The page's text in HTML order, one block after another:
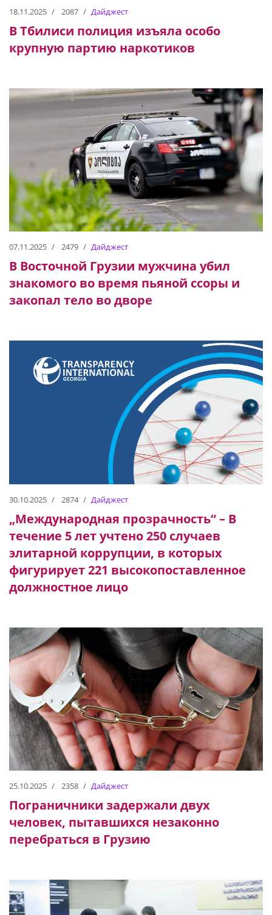
18.11.2025 2087 Дайджест
В Тбилиси полиция изъяла особо
крупную партию наркотиков
07.11.2025 2479 Дайджест
В Восточной Грузии мужчина убил
знакомого во время пьяной ссоры и
закопал тело во дворе
30.10.2025 2874 Дайджест
„Международная прозрачность“ – В
течение 5 лет учтено 250 случаев
элитарной коррупции, в которых
фигурирует 221 высокопоставленное
должностное лицо
25.10.2025 2358 Дайджест
Пограничники задержали двух
человек, пытавшихся незаконно
перебраться в Грузию